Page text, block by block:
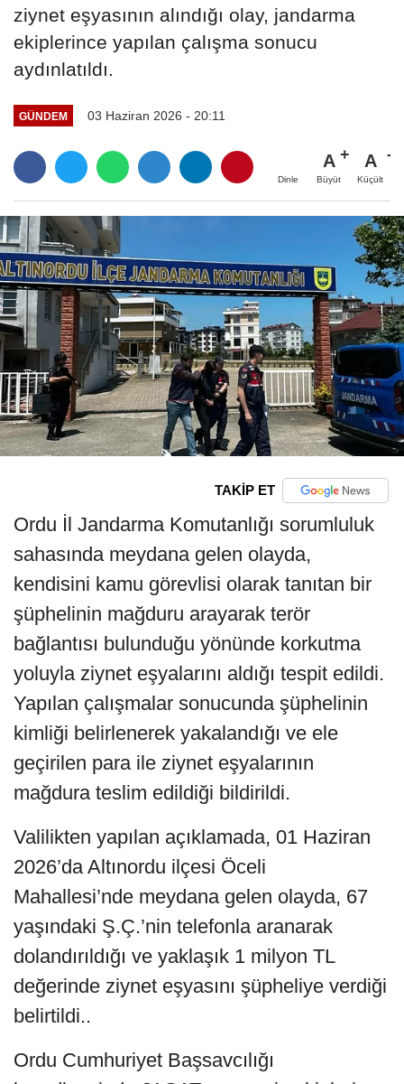
ziynet eşyasının alındığı olay, jandarma
ekiplerince yapılan çalışma sonucu
aydınlatıldı.
GÜNDEM 03 Haziran 2026 - 20:11
Dinle
A
Büyüt
A
Küçült
TAKİP ET
Ordu İl Jandarma Komutanlığı sorumluluk
sahasında meydana gelen olayda,
kendisini kamu görevlisi olarak tanıtan bir
şüphelinin mağduru arayarak terör
bağlantısı bulunduğu yönünde korkutma
yoluyla ziynet eşyalarını aldığı tespit edildi.
Yapılan çalışmalar sonucunda şüphelinin
kimliği belirlenerek yakalandığı ve ele
geçirilen para ile ziynet eşyalarının
mağdura teslim edildiği bildirildi.
Valilikten yapılan açıklamada, 01 Haziran
2026’da Altınordu ilçesi Öceli
Mahallesi’nde meydana gelen olayda, 67
yaşındaki Ş.Ç.’nin telefonla aranarak
dolandırıldığı ve yaklaşık 1 milyon TL
değerinde ziynet eşyasını şüpheliye verdiği
belirtildi..
Ordu Cumhuriyet Başsavcılığı